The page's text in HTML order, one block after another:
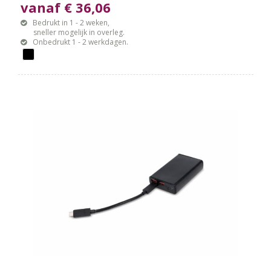
vanaf € 36,06
Bedrukt in 1 - 2 weken,
sneller mogelijk in overleg.
Onbedrukt 1 - 2 werkdagen.